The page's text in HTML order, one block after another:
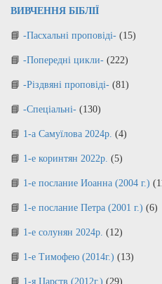
ВИВЧЕННЯ БІБЛІЇ
-Пасхальні проповіді- (15)
-Попередні цикли- (222)
-Різдвяні проповіді- (81)
-Спеціальні- (130)
1-а Самуїлова 2024р. (4)
1-е коринтян 2022р. (5)
1-е послание Иоанна (2004 г.)
1-е послание Петра (2001 г.) (6)
1-е солунян 2024р. (12)
1-е Тимофею (2014г.) (13)
1-я Царств (2012г.) (29)